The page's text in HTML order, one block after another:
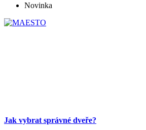
Novinka
Jak vybrat správné dveře?